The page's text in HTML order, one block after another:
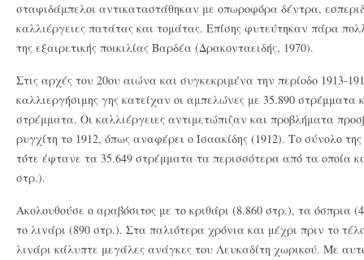
σταφιδάμπελοι αντικαταστάθηκαν με οπωροφόρα δέντρα,
καλλιέργειες πατάτας και τομάτας. Επίσης φυτεύτηκαν πάρα
της εξαιρετικής ποικιλίας Βαρδέα (Δρακονταειδής, 1970).
Στις αρχές του 20ου αιώνα και συγκεκριμένα την περίοδο 1913-
καλλιεργήσιμης γης κατείχαν οι αμπελώνες με 35.890 στρέμματα
στρέμματα. Οι καλλιέργειες αντιμετώπιζαν και προβλήματα
ρυγχίτη το 1912, όπως αναφέρει ο Ισαακίδης (1912). Το σύνολο
τότε έφτανε τα 35.649 στρέμματα τα περισσότερα από τα οποία
στρ.).
Ακολουθούσε ο αραβόσιτος με το κριθάρι (8.860 στρ.), τα όσπρια
το λινάρι (890 στρ.). Στα παλιότερα χρόνια και μέχρι πριν το
λινάρι κάλυπτε μεγάλες ανάγκες του Λευκαδίτη χωρικού. Με